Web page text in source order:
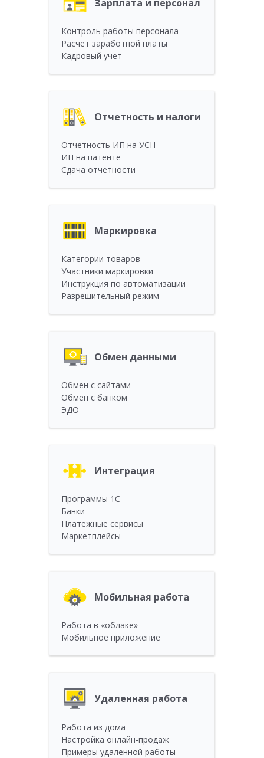
Зарплата и персонал
Контроль работы персонала
Расчет заработной платы
Кадровый учет
Отчетность и налоги
Отчетность ИП на УСН
ИП на патенте
Сдача отчетности
Маркировка
Категории товаров
Участники маркировки
Инструкция по автоматизации
Разрешительный режим
Обмен данными
Обмен с сайтами
Обмен с банком
ЭДО
Интеграция
Программы 1С
Банки
Платежные сервисы
Маркетплейсы
Мобильная работа
Работа в «облаке»
Мобильное приложение
Удаленная работа
Работа из дома
Настройка онлайн-продаж
Примеры удаленной работы